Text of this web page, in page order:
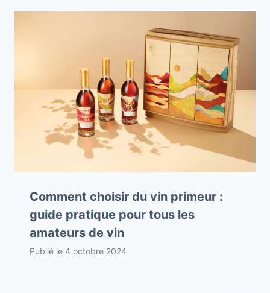
Comment choisir du vin primeur :
guide pratique pour tous les
amateurs de vin
Publié le 4 octobre 2024